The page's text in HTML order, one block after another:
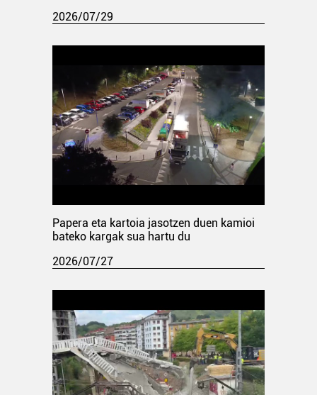
2026/07/29
Papera eta kartoia jasotzen duen kamioi
bateko kargak sua hartu du
2026/07/27